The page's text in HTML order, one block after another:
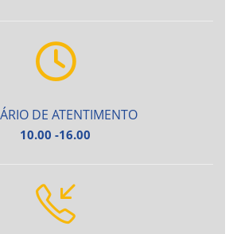
DE ATENTIMENTO
10.00 -16.00